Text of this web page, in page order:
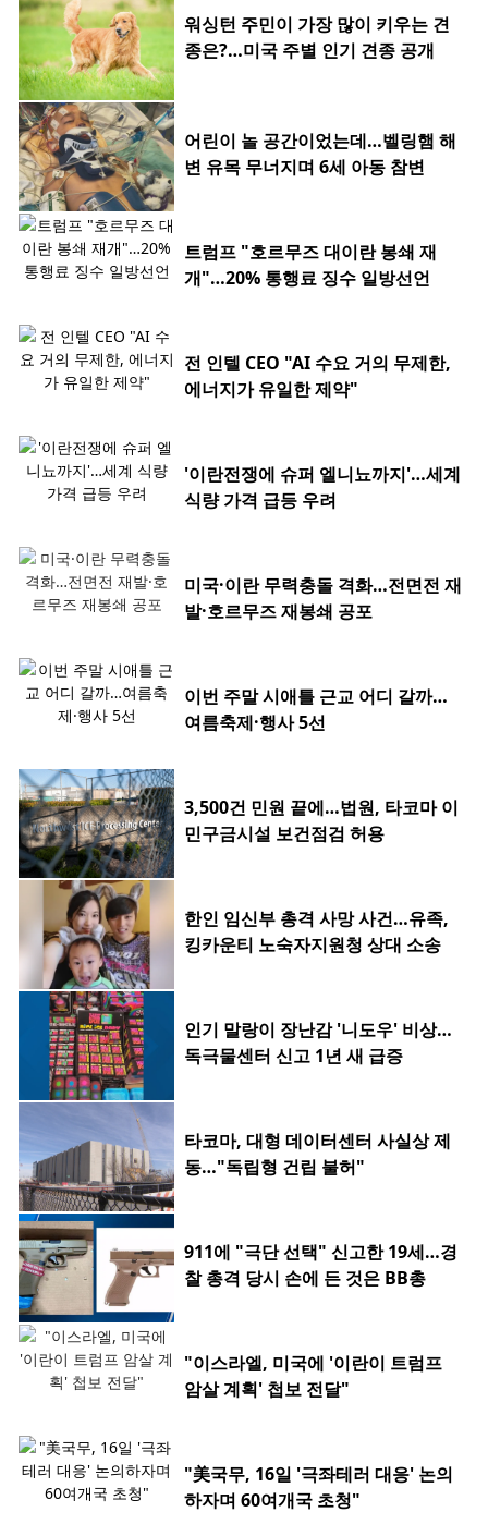
워싱턴 주민이 가장 많이 키우는 견
종은?…미국 주별 인기 견종 공개
어린이 놀 공간이었는데…벨링햄 해
변 유목 무너지며 6세 아동 참변
트럼프 "호르무즈 대이란 봉쇄 재
개"…20% 통행료 징수 일방선언
전 인텔 CEO "AI 수요 거의 무제한,
에너지가 유일한 제약"
'이란전쟁에 슈퍼 엘니뇨까지'…세계
식량 가격 급등 우려
미국·이란 무력충돌 격화…전면전 재
발·호르무즈 재봉쇄 공포
이번 주말 시애틀 근교 어디 갈까…
여름축제·행사 5선
3,500건 민원 끝에…법원, 타코마 이
민구금시설 보건점검 허용
한인 임신부 총격 사망 사건…유족,
킹카운티 노숙자지원청 상대 소송
인기 말랑이 장난감 '니도우' 비상…
독극물센터 신고 1년 새 급증
타코마, 대형 데이터센터 사실상 제
동…"독립형 건립 불허"
911에 "극단 선택" 신고한 19세…경
찰 총격 당시 손에 든 것은 BB총
"이스라엘, 미국에 '이란이 트럼프
암살 계획' 첩보 전달"
"美국무, 16일 '극좌테러 대응' 논의
하자며 60여개국 초청"